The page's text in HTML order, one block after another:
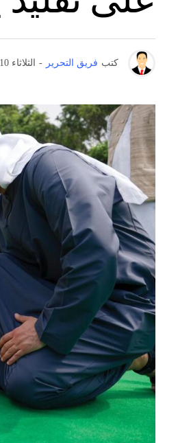
كتب فريق التحرير - الثلاثاء 10 سبتمبر 10:30 ص